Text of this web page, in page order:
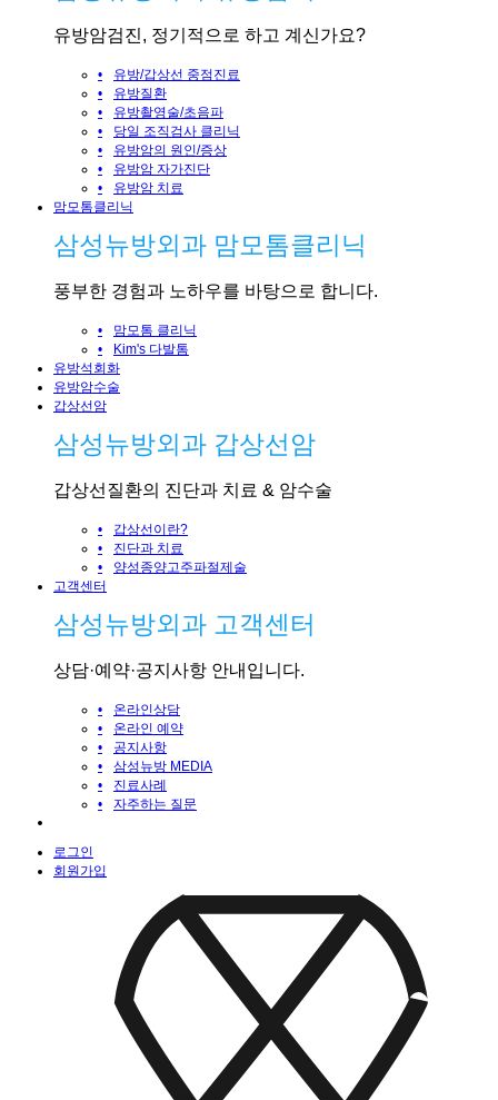
유방암검진, 정기적으로 하고 계신가요?
•
유방/갑상선 중점진료
•
유방질환
•
유방촬영술/초음파
•
당일 조직검사 클리닉
•
유방암의 원인/증상
•
유방암 자가진단
•
유방암 치료
맘모톰클리닉
삼성뉴방외과 맘모톰클리닉
풍부한 경험과 노하우를 바탕으로 합니다.
•
맘모톰 클리닉
•
Kim's 다발톰
유방석회화
유방암수술
갑상선암
삼성뉴방외과 갑상선암
갑상선질환의 진단과 치료 & 암수술
•
갑상선이란?
•
진단과 치료
•
양성종양고주파절제술
고객센터
삼성뉴방외과 고객센터
상담·예약·공지사항 안내입니다.
•
온라인상담
•
온라인 예약
•
공지사항
•
삼성뉴방 MEDIA
•
진료사례
•
자주하는 질문
로그인
회원가입